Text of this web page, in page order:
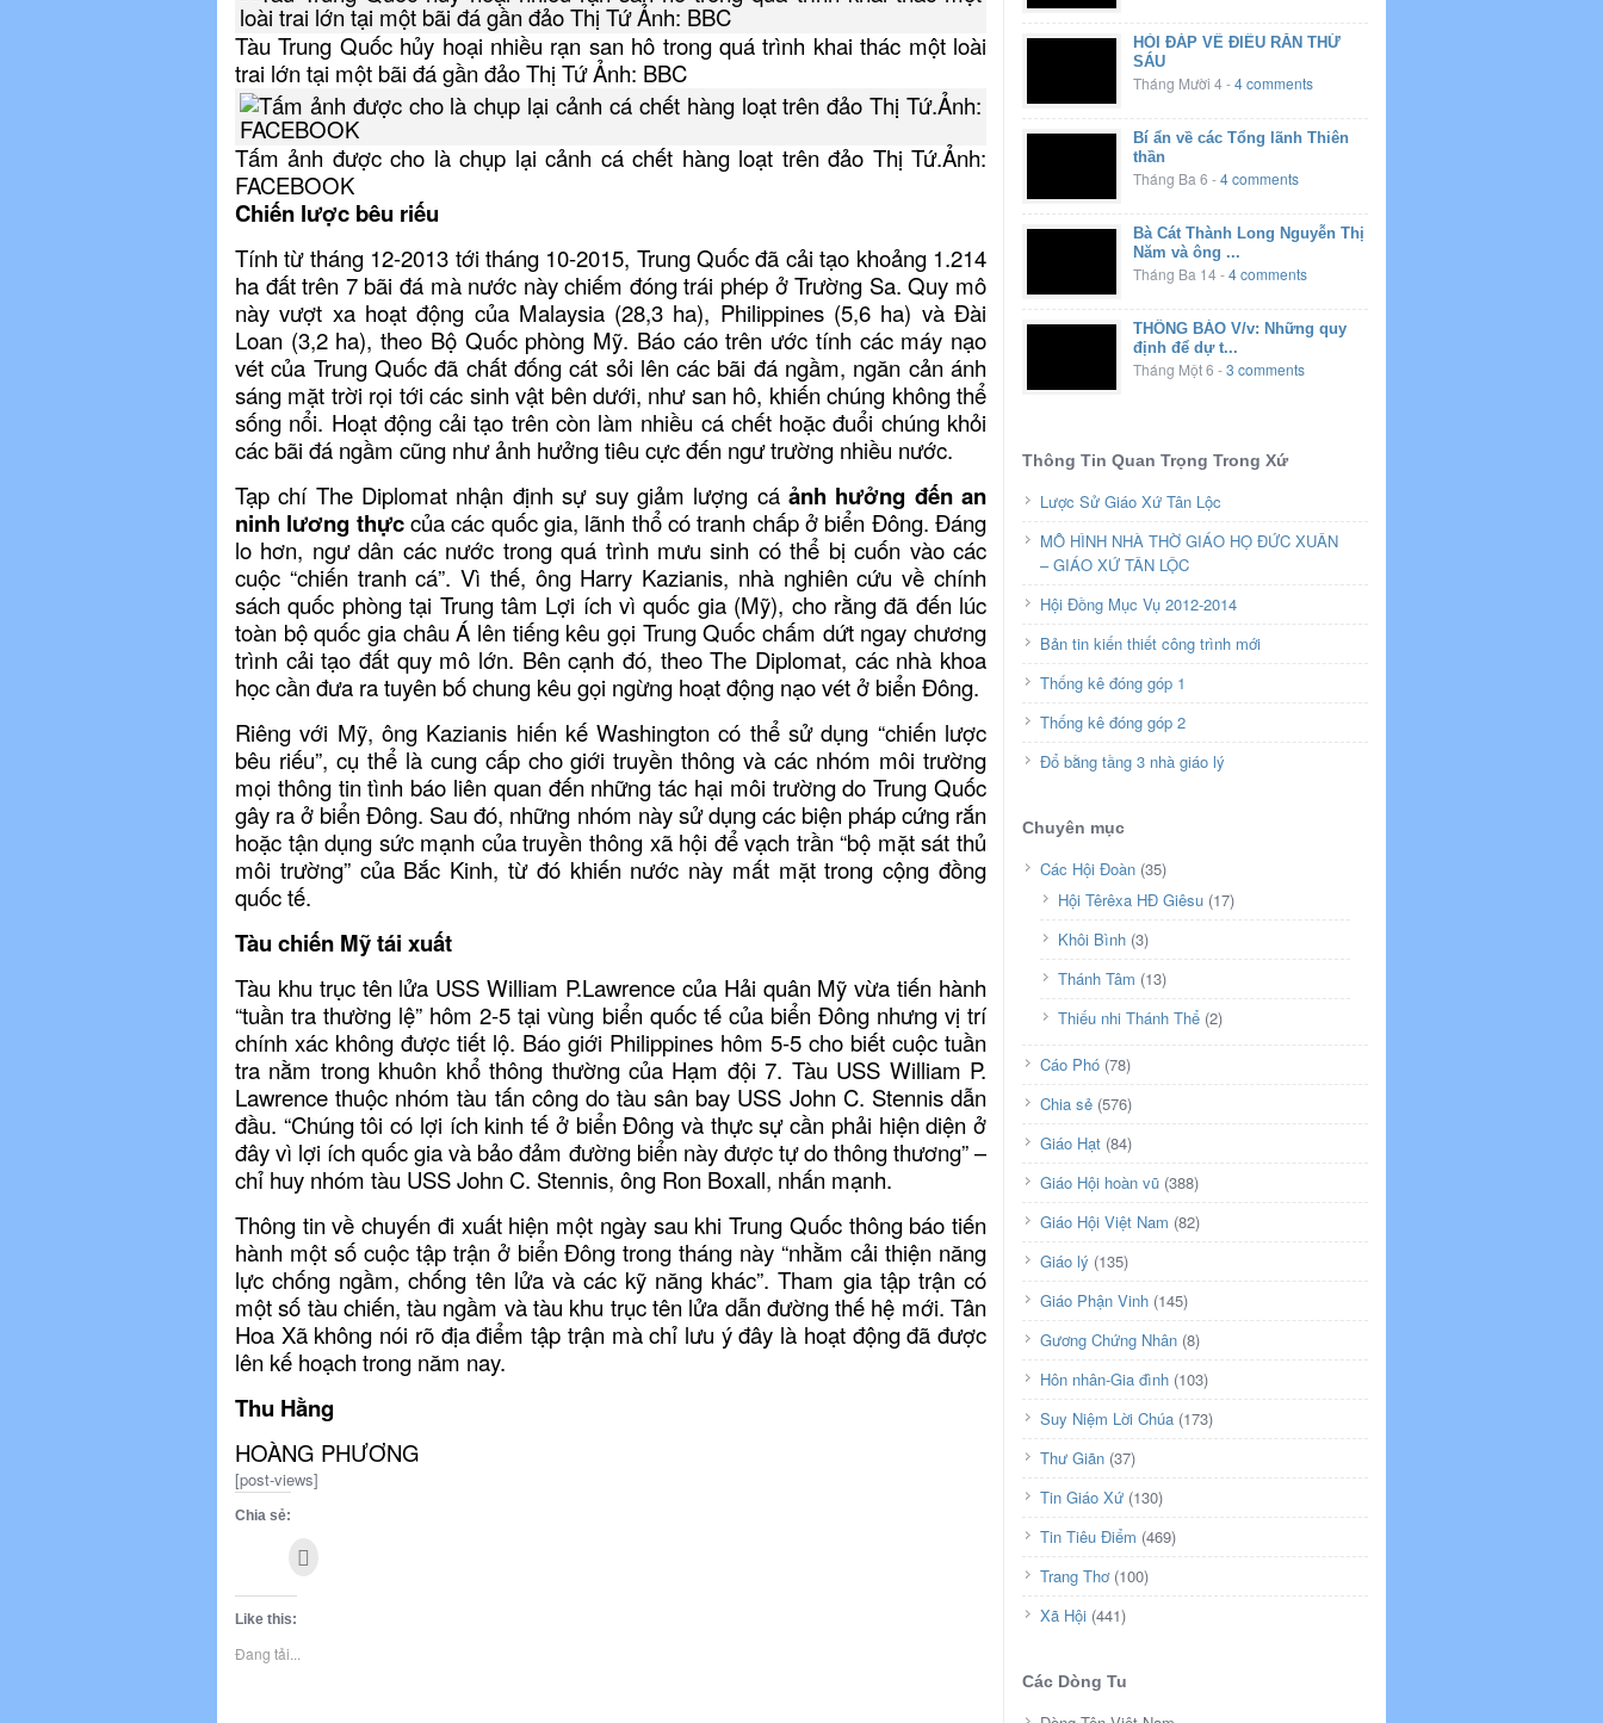
Tàu Trung Quốc hủy hoại nhiều rạn san hô trong quá trình khai thác một loài
trai lớn tại một bãi đá gần đảo Thị Tứ Ảnh: BBC
Tấm ảnh được cho là chụp lại cảnh cá chết hàng loạt trên đảo Thị Tứ.Ảnh:
FACEBOOK
Chiến lược bêu riếu
Tính từ tháng 12-2013 tới tháng 10-2015, Trung Quốc đã cải tạo khoảng 1.214
ha đất trên 7 bãi đá mà nước này chiếm đóng trái phép ở Trường Sa. Quy mô
này vượt xa hoạt động của Malaysia (28,3 ha), Philippines (5,6 ha) và Đài
Loan (3,2 ha), theo Bộ Quốc phòng Mỹ. Báo cáo trên ước tính các máy nạo
vét của Trung Quốc đã chất đống cát sỏi lên các bãi đá ngầm, ngăn cản ánh
sáng mặt trời rọi tới các sinh vật bên dưới, như san hô, khiến chúng không thể
sống nổi. Hoạt động cải tạo trên còn làm nhiều cá chết hoặc đuổi chúng khỏi
các bãi đá ngầm cũng như ảnh hưởng tiêu cực đến ngư trường nhiều nước.
Tạp chí The Diplomat nhận định sự suy giảm lượng cá ảnh hưởng đến an
ninh lương thựccủa các quốc gia, lãnh thổ có tranh chấp ở biển Đông. Đáng
lo hơn, ngư dân các nước trong quá trình mưu sinh có thể bị cuốn vào các
cuộc “chiến tranh cá”. Vì thế, ông Harry Kazianis, nhà nghiên cứu về chính
sách quốc phòng tại Trung tâm Lợi ích vì quốc gia (Mỹ), cho rằng đã đến lúc
toàn bộ quốc gia châu Á lên tiếng kêu gọi Trung Quốc chấm dứt ngay chương
trình cải tạo đất quy mô lớn. Bên cạnh đó, theo The Diplomat, các nhà khoa
học cần đưa ra tuyên bố chung kêu gọi ngừng hoạt động nạo vét ở biển Đông.
Riêng với Mỹ, ông Kazianis hiến kế Washington có thể sử dụng “chiến lược
bêu riếu”, cụ thể là cung cấp cho giới truyền thông và các nhóm môi trường
mọi thông tin tình báo liên quan đến những tác hại môi trường do Trung Quốc
gây ra ở biển Đông. Sau đó, những nhóm này sử dụng các biện pháp cứng rắn
hoặc tận dụng sức mạnh của truyền thông xã hội để vạch trần “bộ mặt sát thủ
môi trường” của Bắc Kinh, từ đó khiến nước này mất mặt trong cộng đồng
quốc tế.
Tàu chiến Mỹ tái xuất
Tàu khu trục tên lửa USS William P.Lawrence của Hải quân Mỹ vừa tiến hành
“tuần tra thường lệ” hôm 2-5 tại vùng biển quốc tế của biển Đông nhưng vị trí
chính xác không được tiết lộ. Báo giới Philippines hôm 5-5 cho biết cuộc tuần
tra nằm trong khuôn khổ thông thường của Hạm đội 7. Tàu USS William P.
Lawrence thuộc nhóm tàu tấn công do tàu sân bay USS John C. Stennis dẫn
đầu. “Chúng tôi có lợi ích kinh tế ở biển Đông và thực sự cần phải hiện diện ở
đây vì lợi ích quốc gia và bảo đảm đường biển này được tự do thông thương” –
chỉ huy nhóm tàu USS John C. Stennis, ông Ron Boxall, nhấn mạnh.
Thông tin về chuyến đi xuất hiện một ngày sau khi Trung Quốc thông báo tiến
hành một số cuộc tập trận ở biển Đông trong tháng này “nhằm cải thiện năng
lực chống ngầm, chống tên lửa và các kỹ năng khác”. Tham gia tập trận có
một số tàu chiến, tàu ngầm và tàu khu trục tên lửa dẫn đường thế hệ mới. Tân
Hoa Xã không nói rõ địa điểm tập trận mà chỉ lưu ý đây là hoạt động đã được
lên kế hoạch trong năm nay.
Thu Hằng
HOÀNG PHƯƠNG
[post-views]
Chia sẻ:
để
gửi
bạn
on
Facebook
in
để
chia
trên
Bấm
để
chia
trên
Bấm
để
chia
lên
Like this:
Đang tải...
HỎI ĐÁP VỀ ĐIỀU RĂN THỨ
SÁU
Tháng Mười 4-4 comments
Bí ẩn về các Tổng lãnh Thiên
thần
Tháng Ba 6 -4 comments
Bà Cát Thành Long Nguyễn Thị
Năm và ông ...
Tháng Ba 14-4 comments
THÔNG BÁO V/v: Những quy
định để dự t...
Tháng Một 6 -3 comments
Thông Tin Quan Trọng Trong Xứ
Lược Sử Giáo Xứ Tân Lộc
MÔ HÌNH NHÀ THỜ GIÁO HỌ ĐỨC XUÂN
– GIÁO XỨ TÂN LỘC
Hội Đồng Mục Vụ 2012-2014
Bản tin kiến thiết công trình mới
Thống kê đóng góp 1
Thống kê đóng góp 2
Đổ bằng tầng 3 nhà giáo lý
Chuyên mục
Các Hội Đoàn (35)
Hội Têrêxa HĐ Giêsu (17)
Khôi Bình (3)
Thánh Tâm (13)
Thiếu nhi Thánh Thể (2)
Cáo Phó (78)
Chia sẻ (576)
Giáo Hạt (84)
Giáo Hội hoàn vũ (388)
Giáo Hội Việt Nam (82)
Giáo lý (135)
Giáo Phận Vinh (145)
Gương Chứng Nhân (8)
Hôn nhân-Gia đình (103)
Suy Niệm Lời Chúa (173)
Thư Giãn (37)
Tin Giáo Xứ (130)
Tin Tiêu Điểm (469)
Trang Thơ(100)
Xã Hội (441)
Các Dòng Tu